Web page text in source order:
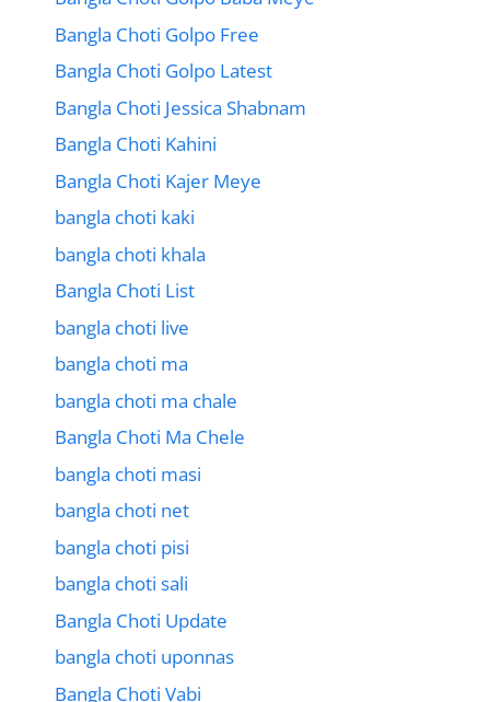
Bangla Choti Golpo Free
Bangla Choti Golpo Latest
Bangla Choti Jessica Shabnam
Bangla Choti Kahini
Bangla Choti Kajer Meye
bangla choti kaki
bangla choti khala
Bangla Choti List
bangla choti live
bangla choti ma
bangla choti ma chale
Bangla Choti Ma Chele
bangla choti masi
bangla choti net
bangla choti pisi
bangla choti sali
Bangla Choti Update
bangla choti uponnas
Bangla Choti Vabi